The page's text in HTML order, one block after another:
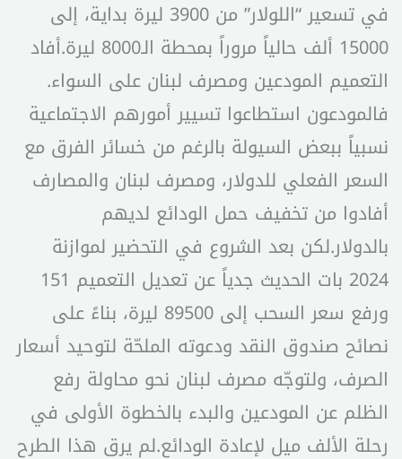
في تسعير “اللولار” من 3900 ليرة بداية، إلى
15000 ألف حالياً مروراً بمحطة الـ8000 ليرة.أفاد
التعميم المودعين ومصرف لبنان على السواء.
فالمودعون استطاعوا تسيير أمورهم الاجتماعية
نسبياً ببعض السيولة بالرغم من خسائر الفرق مع
السعر الفعلي للدولار، ومصرف لبنان والمصارف
أفادوا من تخفيف حمل الودائع لديهم
بالدولار.لكن بعد الشروع في التحضير لموازنة
2024 بات الحديث جدياً عن تعديل التعميم 151
ورفع سعر السحب إلى 89500 ليرة، بناءً على
نصائح صندوق النقد ودعوته الملحّة لتوحيد أسعار
الصرف، ولتوجّه مصرف لبنان نحو محاولة رفع
الظلم عن المودعين والبدء بالخطوة الأولى في
رحلة الألف ميل لإعادة الودائع.لم يرق هذا الطرح